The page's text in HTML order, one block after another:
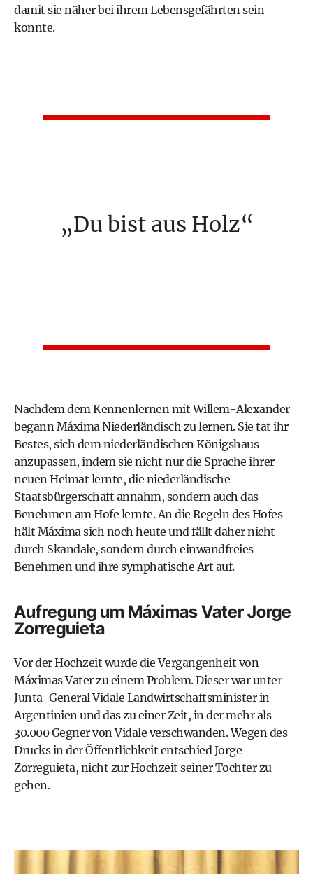
damit sie näher bei ihrem Lebensgefährten sein
konnte.
Du bist aus Holz
Nachdem dem Kennenlernen mit Willem-Alexander
begann Máxima Niederländisch zu lernen. Sie tat ihr
Bestes, sich dem niederländischen Königshaus
anzupassen, indem sie nicht nur die Sprache ihrer
neuen Heimat lernte, die niederländische
Staatsbürgerschaft annahm, sondern auch das
Benehmen am Hofe lernte. An die Regeln des Hofes
hält Máxima sich noch heute und fällt daher nicht
durch Skandale, sondern durch einwandfreies
Benehmen und ihre symphatische Art auf.
Aufregung um Máximas Vater Jorge
Zorreguieta
Vor der Hochzeit wurde die Vergangenheit von
Máximas Vater zu einem Problem. Dieser war unter
Junta-General Vidale Landwirtschaftsminister in
Argentinien und das zu einer Zeit, in der mehr als
30.000 Gegner von Vidale verschwanden. Wegen des
Drucks in der Öffentlichkeit entschied Jorge
Zorreguieta, nicht zur Hochzeit seiner Tochter zu
gehen.